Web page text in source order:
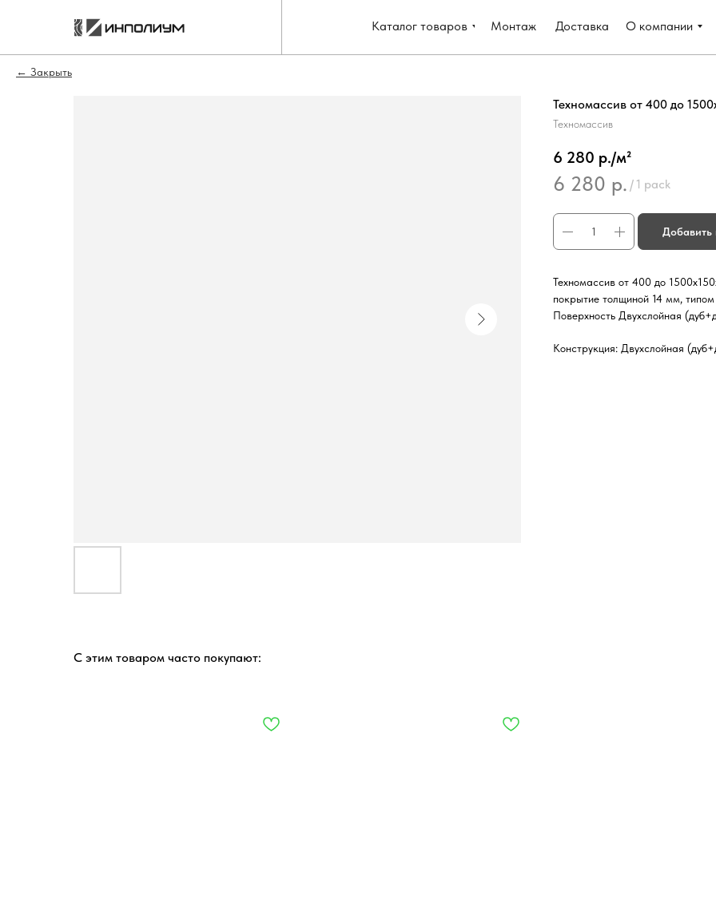
Каталог товаров Монтаж Доставка О компании
Закрыть
Техномассив от 400 до
Техномассив
6 280 р./м²
6 280 р. / 1 pack
Добавить
Техномассив от 400 до
покрытие толщиной 14 мм,
Поверхность Двухслойная
Конструкция: Двухслойная
С этим товаром часто покупают: